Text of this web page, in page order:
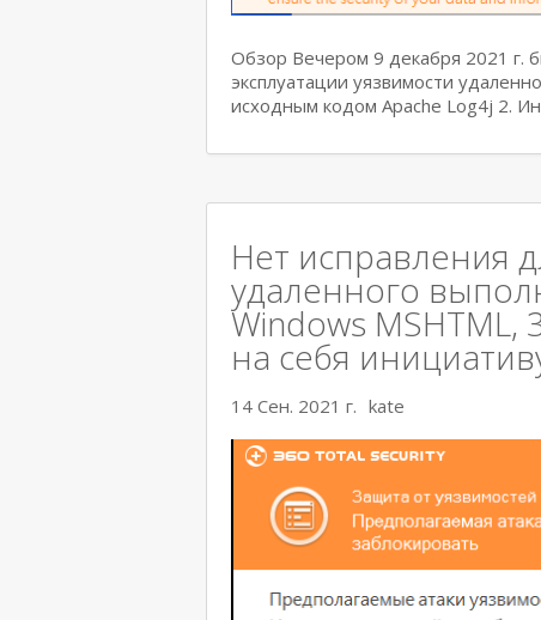
Обзор Вечером 9 декабря 2021 г.
эксплуатации уязвимости
исходным кодом Apache Log4j 2.
Нет исправления
удаленного
Windows MSHTML,
на себя
14 Сен. 2021 г. kate